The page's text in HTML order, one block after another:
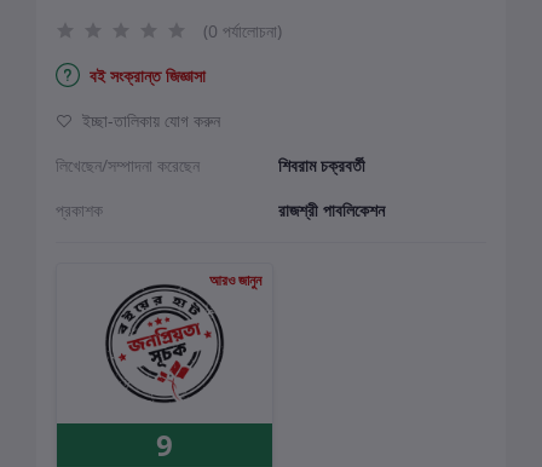
(0 পর্যালোচনা)
বই সংক্রান্ত জিজ্ঞাসা
ইচ্ছা-তালিকায় যোগ করুন
লিখেছেন/সম্পাদনা করেছেন
শিবরাম চক্রবর্তী
প্রকাশক
রাজশ্রী পাবলিকেশন
আরও জানুন
9